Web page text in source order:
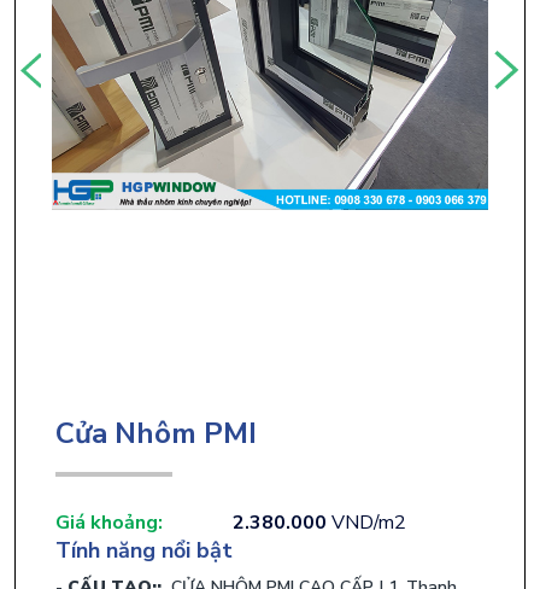
Cửa Nhôm PMI
Giá khoảng: 2.380.000 VND/m2
Tính năng nổi bật